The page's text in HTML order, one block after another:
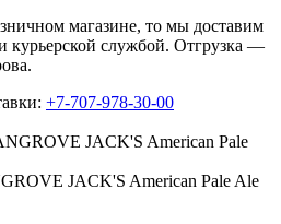
магазине, то мы доставим
курьерской службой. Отгрузка —
+7-707-978-30-00
JACK'S American Pale Ale